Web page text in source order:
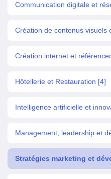
Communication digitale et
Création de contenus visuels
Création internet et
Hôtellerie et Restauration [4]
Intelligence artificielle et
Management, leadership et
Stratégies marketing et